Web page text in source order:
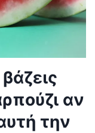
αν
την